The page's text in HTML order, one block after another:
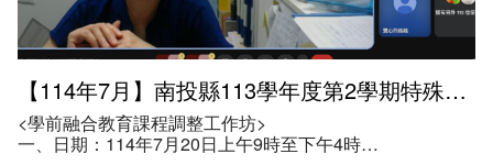
【114年7月】南投縣113學年度第2學期特殊教育知能研習
<學前融合教育課程調整工作坊>
一、日期：114年7月20日上午9時至下午4時